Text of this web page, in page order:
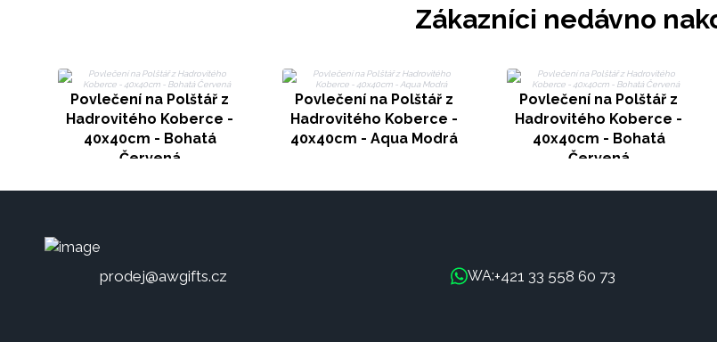
Zákazníci nedávno
Povlečení na Polštář z
Hadrovitého Koberce -
40x40cm - Bohatá
Červená
Povlečení na Polštář z
Hadrovitého Koberce -
40x40cm - Aqua Modrá
Povlečení na Polštář z
Hadrovitého Koberce -
40x40cm - Bohatá
Červená
prodej@awgifts.cz WA:+421 33 558 60 73